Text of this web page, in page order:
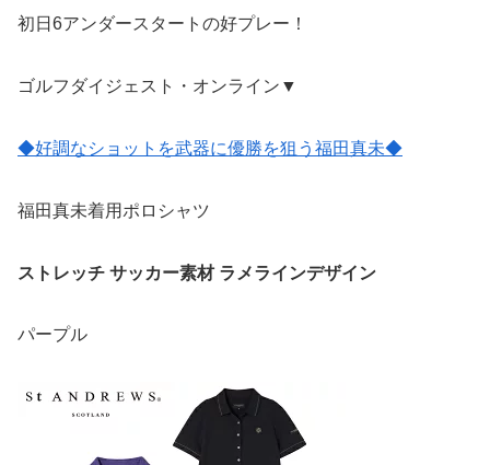
初日6アンダースタートの好プレー！
ゴルフダイジェスト・オンライン▼
◆好調なショットを武器に優勝を狙う福田真未◆
福田真未着用ポロシャツ
ストレッチ サッカー素材 ラメラインデザイン
パープル